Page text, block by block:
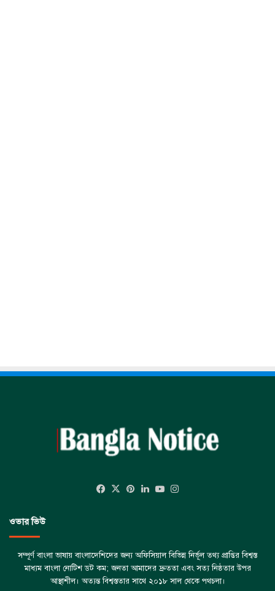
Facebook
X Pinterest
LinkedInYouTube
ওভার ভিউ
সম্পূর্ণ বাংলা ভাষায় বাংলাদেশিদের জন্য অফিসিয়াল বিভিন্ন নির্ভূল তথ্য প্রাপ্তির বিশ্বস্ত
মাধ্যম বাংলা নোটিশ ডট কম; জনতা আমাদের দ্রুততা এবং সত্য নিষ্ঠতার উপর
আস্থাশীল। অত্যন্ত বিশ্বস্ততার সাথে ২০১৮ সাল থেকে পথচলা।